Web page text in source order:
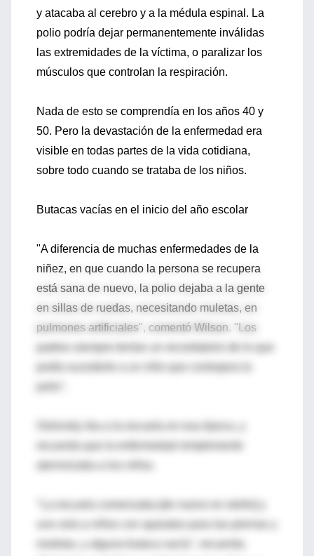
y atacaba al cerebro y a la médula espinal. La
polio podría dejar permanentemente inválidas
las extremidades de la víctima, o paralizar los
músculos que controlan la respiración.
Nada de esto se comprendía en los años 40 y
50. Pero la devastación de la enfermedad era
visible en todas partes de la vida cotidiana,
sobre todo cuando se trataba de los niños.
Butacas vacías en el inicio del año escolar
"A diferencia de muchas enfermedades de la
niñez, en que cuando la persona se recupera
está sana de nuevo, la polio dejaba a la gente
en sillas de ruedas, necesitando muletas, en
pulmones artificiales", comentó Wilson. "Los
padres siempre tenían un recordatorio de lo que
podía sucederle a un niño que contrajera la
uno veía a niños con aparatos para las piernas y
muletas, y alguna butaca vacía", recuerda.